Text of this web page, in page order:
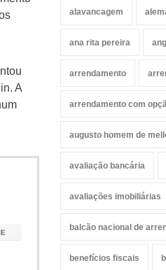
A
alavancagem
ana rita pereira
arrendamento
arrendamento com
augusto homem de
avaliação bancária
avaliações imobiliárias
balcão nacional de
benefícios fiscais